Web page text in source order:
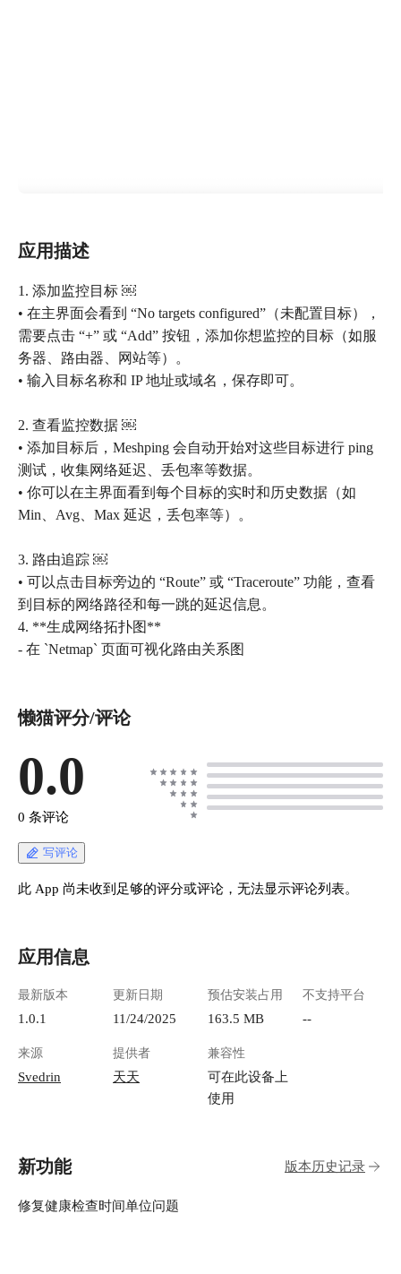
应用描述
1. 添加监控目标 ￼
• 在主界面会看到 “No targets configured”（未配置目标），
需要点击 “+” 或 “Add” 按钮，添加你想监控的目标（如服
务器、路由器、网站等）。
• 输入目标名称和 IP 地址或域名，保存即可。
2. 查看监控数据 ￼
• 添加目标后，Meshping 会自动开始对这些目标进行 ping
测试，收集网络延迟、丢包率等数据。
• 你可以在主界面看到每个目标的实时和历史数据（如
Min、Avg、Max 延迟，丢包率等）。
3. 路由追踪 ￼
• 可以点击目标旁边的 “Route” 或 “Traceroute” 功能，查看
到目标的网络路径和每一跳的延迟信息。
4. **生成网络拓扑图**
- 在 `Netmap` 页面可视化路由关系图
懒猫评分/评论
0.0
0 条评论
写评论
此 App 尚未收到足够的评分或评论，无法显示评论列表。
应用信息
最新版本
1.0.1
更新日期
11/24/2025
预估安装占用
163.5 MB
不支持平台
--
来源
Svedrin
提供者
天天
兼容性
可在此设备上
使用
新功能 版本历史记录
修复健康检查时间单位问题